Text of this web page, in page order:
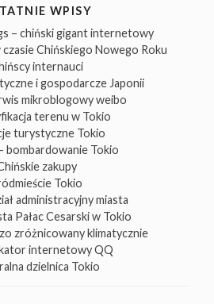
WPISY
– chiński gigant internetowy
Chińskiego Nowego Roku
internauci
i gospodarcze Japonii
mikroblogowy weibo
terenu w Tokio
turystyczne Tokio
bombardowanie Tokio
zakupy
Tokio
administracyjny miasta
Pałac Cesarski w Tokio
zróżnicowany klimatycznie
internetowy QQ
dzielnica Tokio